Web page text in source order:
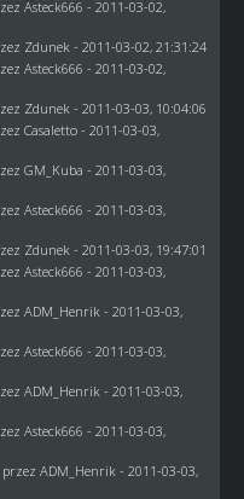
Asteck666 - 2011-03-02,
Zdunek - 2011-03-02, 21:31:24
Asteck666 - 2011-03-02,
Zdunek - 2011-03-03, 10:04:06
Casaletto- 2011-03-03,
GM_Kuba - 2011-03-03,
Asteck666 - 2011-03-03,
Zdunek - 2011-03-03, 19:47:01
Asteck666 - 2011-03-03,
ADM_Henrik - 2011-03-03,
Asteck666 - 2011-03-03,
ADM_Henrik - 2011-03-03,
Asteck666 - 2011-03-03,
ADM_Henrik - 2011-03-03,